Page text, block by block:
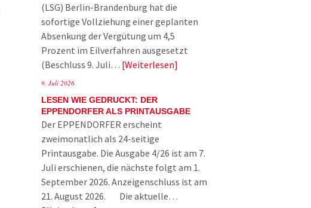
(LSG) Berlin-Brandenburg hat die
sofortige Vollziehung einer geplanten
Absenkung der Vergütung um 4,5
Prozent im Eilverfahren ausgesetzt
(Beschluss 9. Juli… Weiterlesen
9. Juli 2026
LESEN WIE GEDRUCKT: DER
EPPENDORFER ALS PRINTAUSGABE
Der EPPENDORFER erscheint
zweimonatlich als 24-seitige
Printausgabe. Die Ausgabe 4/26 ist am 7.
Juli erschienen, die nächste folgt am 1.
September 2026. Anzeigenschluss ist am
21. August 2026. Die aktuelle…